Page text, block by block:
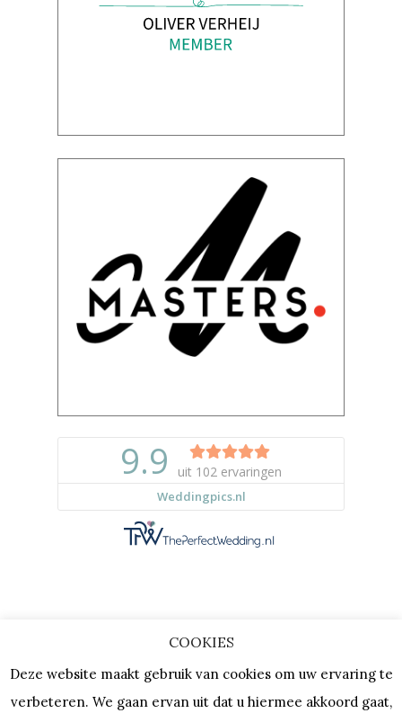
| KVK: 64667154 |Vacatures
COOKIES
Deze website maakt gebruik van cookies om uw ervaring te
verbeteren. We gaan ervan uit dat u hiermee akkoord gaat,